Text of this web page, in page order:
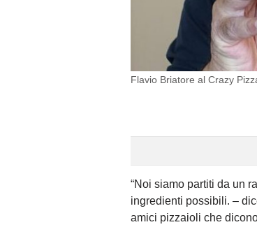
Flavio Briatore al Crazy
“Noi siamo partiti da un
ingredienti possibili. –
amici pizzaioli che